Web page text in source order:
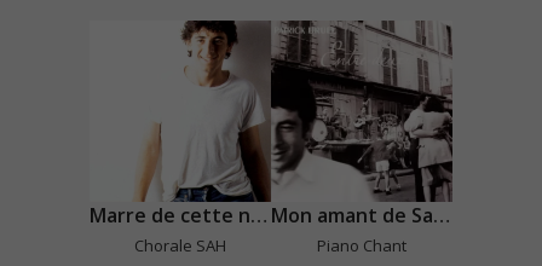
Marre de cette nana-là !
Chorale SAH
Mon amant de Saint Jean
Piano Chant